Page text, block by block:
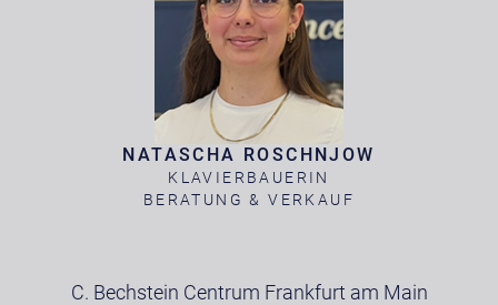
NATASCHA ROSCHNJOW
KLAVIERBAUERIN
BERATUNG & VERKAUF
C. Bechstein Centrum Frankfurt am Main